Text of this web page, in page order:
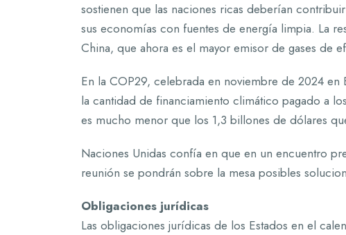
sostienen que las naciones ricas deberían
sus economías con fuentes de energía limpia. La
China, que ahora es el mayor emisor de gases de
En la COP29, celebrada en noviembre de 2024
la cantidad de financiamiento climático pagado a
es mucho menor que los 1,3 billones de dólares
Naciones Unidas confía en que en un encuentro
reunión se pondrán sobre la mesa posibles
Obligaciones jurídicas
Las obligaciones jurídicas de los Estados en el